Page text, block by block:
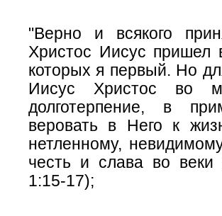
"Верно и всякого
Христос Иисус пришел
которых я первый. Но
Иисус Христос во
долготерпение, в
веровать в Него к
нетленному,
честь и слава во
1:15-17);